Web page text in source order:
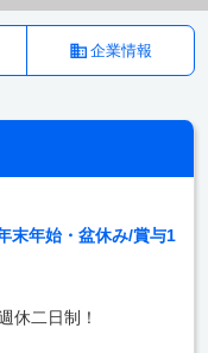
企業情報
末年始・盆休み/賞与1
休二日制！